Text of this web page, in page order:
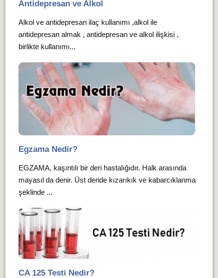
Antidepresan ve Alkol
Alkol ve antidepresan ilaç kullanımı ,alkol ile
antidepresan almak , antidepresan ve alkol ilişkisi ,
birlikte kullanımı...
Egzama Nedir?
EGZAMA, kaşıntılı bir deri hastalığıdır. Halk arasında
mayasıl da denir. Üst deride kızarıkık ve kabarcıklanma
şeklinde ...
CA 125 Testi Nedir?